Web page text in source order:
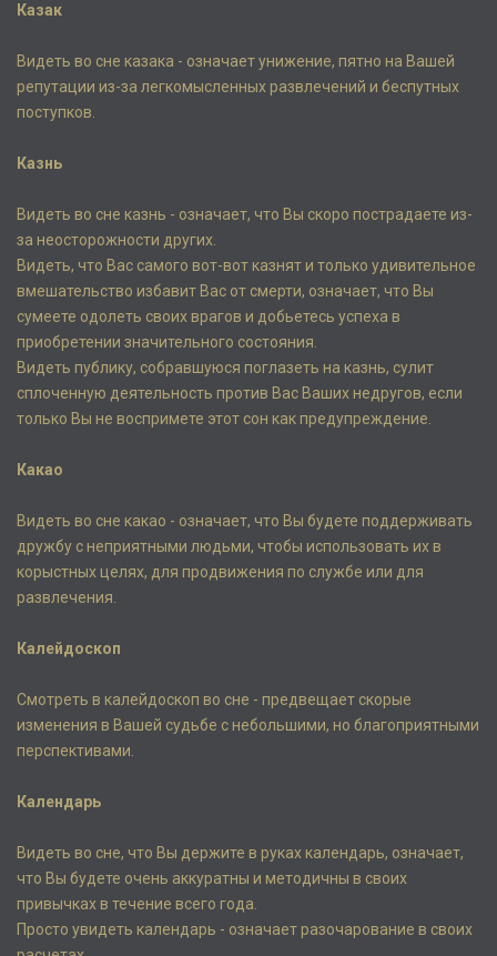
Казак
Видеть во сне казака - означает унижение, пятно на Вашей
репутации из-за легкомысленных развлечений и беспутных
поступков.
Казнь
Видеть во сне казнь - означает, что Вы скоро пострадаете из-
за неосторожности других.
Видеть, что Вас самого вот-вот казнят и только удивительное
вмешательство избавит Вас от смерти, означает, что Вы
сумеете одолеть своих врагов и добьетесь успеха в
приобретении значительного состояния.
Видеть публику, собравшуюся поглазеть на казнь, сулит
сплоченную деятельность против Вас Ваших недругов, если
только Вы не воспримете этот сон как предупреждение.
Какао
Видеть во сне какао - означает, что Вы будете поддерживать
дружбу с неприятными людьми, чтобы использовать их в
корыстных целях, для продвижения по службе или для
развлечения.
Калейдоскоп
Смотреть в калейдоскоп во сне - предвещает скорые
изменения в Вашей судьбе с небольшими, но благоприятными
перспективами.
Календарь
Видеть во сне, что Вы держите в руках календарь, означает,
что Вы будете очень аккуратны и методичны в своих
привычках в течение всего года.
Просто увидеть календарь - означает разочарование в своих